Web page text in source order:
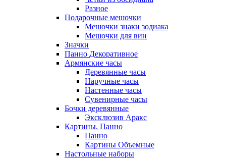
Разное
Подарочные мешочки
Мешочки знаки зодиака
Мешочки для вин
Значки
Панно Декоративное
Армянские часы
Деревянные часы
Наручные часы
Настенные часы
Сувенирные часы
Бочки деревянные
Эксклюзив Аракс
Картины. Панно
Панно
Картины Объемные
Настольные наборы